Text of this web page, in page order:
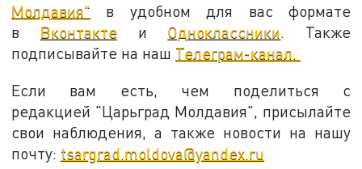
Молдавия" в удобном для вас формате
в Вконтактеи Одноклассники. Также
подписывайте на наш Телеграм-канал.
Если вам есть, чем поделиться с
редакцией "Царьград Молдавия", присылайте
свои наблюдения, а также новости на нашу
почту: tsargrad.moldova@yandex.ru